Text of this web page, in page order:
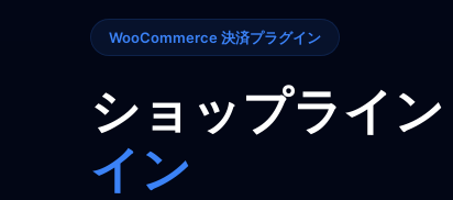
WooCommerce 決済プラグイン
ショップライン
イン